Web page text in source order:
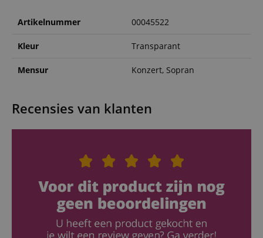
Artikelnummer 00045522
Kleur Transparant
Mensur Konzert, Sopran
Recensies van klanten